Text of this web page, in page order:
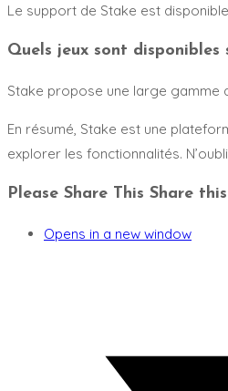
Le support de Stake est
Quels jeux sont disponibles
Stake propose une large gamme
En résumé, Stake est une
explorer les fonctionnalités.
Please Share This Share
Opens in a new window